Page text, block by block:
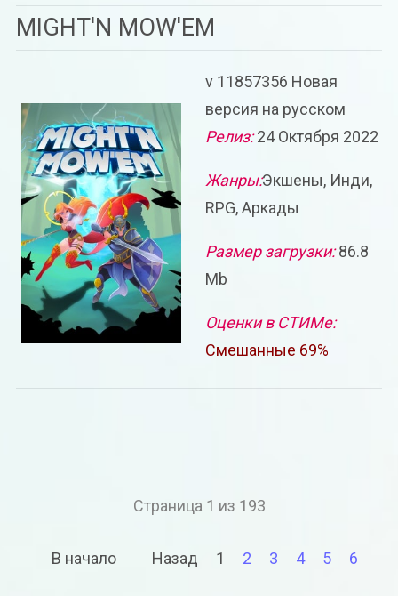
MIGHT'N MOW'EM
v 11857356 Новая
версия на русском
Релиз:24 Октября 2022
Жанры:Экшены, Инди,
RPG, Аркады
Размер загрузки:86.8
Mb
Оценки в СТИМе:
Смешанные 69%
В начало Назад 1 2 3 4 5 6
Страница 1 из 193